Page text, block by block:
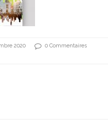
2020
0 Commentaires